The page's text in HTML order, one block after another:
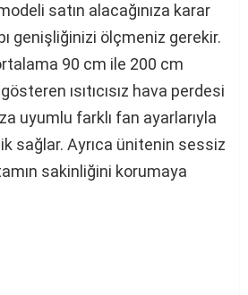
satın alacağınıza karar
genişliğinizi ölçmeniz gerekir.
90 cm ile 200 cm
ısıtıcısız hava perdesi
uyumlu farklı fan ayarlarıyla
sağlar. Ayrıca ünitenin sessiz
sakinliğini korumaya